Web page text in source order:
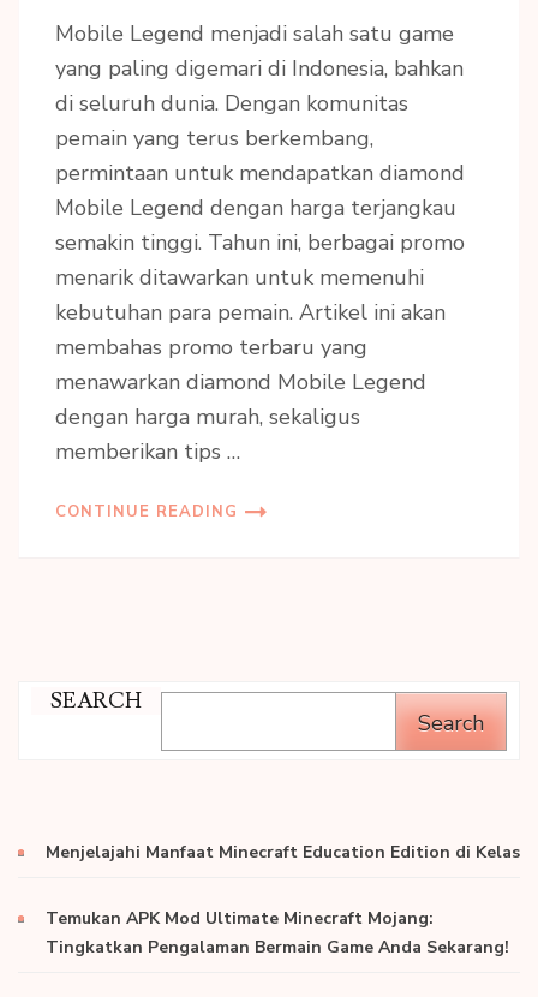
Mobile Legend menjadi salah satu game
yang paling digemari di Indonesia, bahkan
di seluruh dunia. Dengan komunitas
pemain yang terus berkembang,
permintaan untuk mendapatkan diamond
Mobile Legend dengan harga terjangkau
semakin tinggi. Tahun ini, berbagai promo
menarik ditawarkan untuk memenuhi
kebutuhan para pemain. Artikel ini akan
membahas promo terbaru yang
menawarkan diamond Mobile Legend
dengan harga murah, sekaligus
memberikan tips …
CONTINUE READING
SEARCH
Search
Menjelajahi Manfaat Minecraft Education Edition di Kelas
Temukan APK Mod Ultimate Minecraft Mojang:
Tingkatkan Pengalaman Bermain Game Anda Sekarang!